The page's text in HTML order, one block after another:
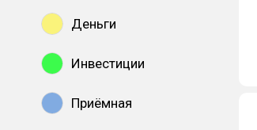
Деньги
Инвестиции
Приёмная